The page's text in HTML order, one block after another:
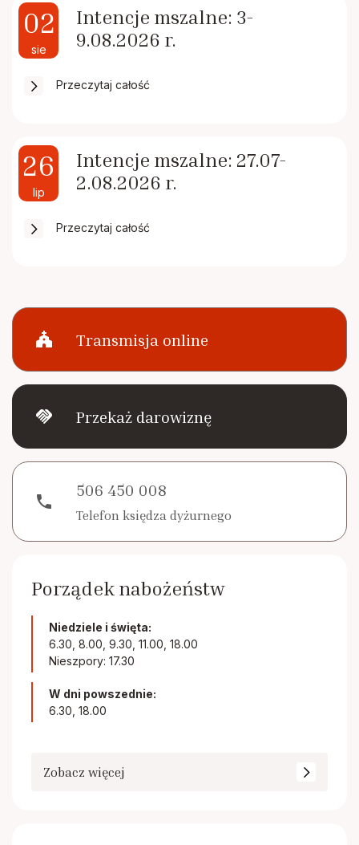
Stowarzyszenie krzewienia kultu Św.
church Transmisja online
handshake Przekaż darowiznę
phone
506 450 008
Telefon księdza dyżurnego
Porządek nabożeństw
Niedziele i święta:
6.30, 8.00, 9.30, 11.00, 18.00
Nieszpory: 17.30
W dni powszednie:
6.30, 18.00
Zobacz więcej
02
sie
Intencje mszalne: 3-
9.08.2026 r.
Przeczytaj całość
26
lip
Intencje mszalne: 27.07-
2.08.2026 r.
Przeczytaj całość